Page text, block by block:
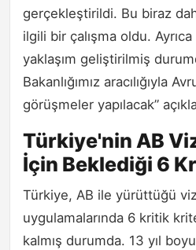
gerçekleştirildi. Bu biraz
ilgili bir çalışma oldu.
yaklaşım geliştirilmiş
Bakanlığımız aracılığıyla
görüşmeler yapılacak”
Türkiye'nin AB
İçin Beklediği 6
Türkiye, AB ile yürüttüğü
uygulamalarında 6 kritik
kalmış durumda. 13 yıl